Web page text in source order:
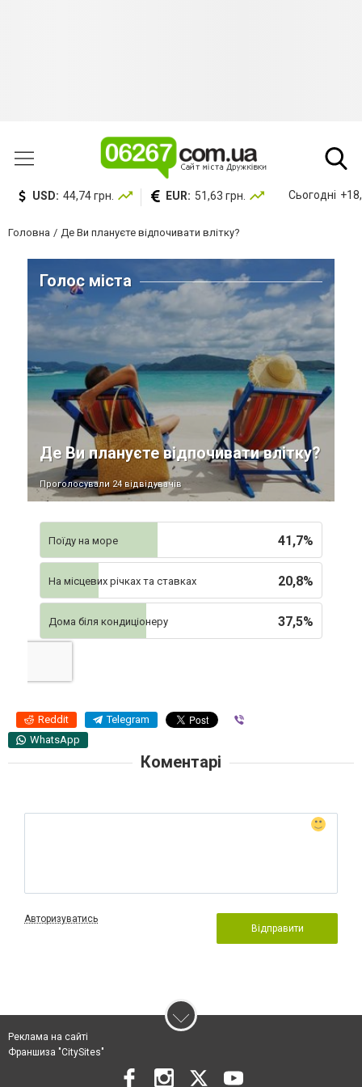
USD: 44,74 грн. EUR: 51,63 грн. Сьогодні
Головна Де Ви плануєте відпочивати влітку?
Голос міста
Де Ви плануєте відпочивати влітку?
Проголосували 24 відвідувачів
41,7%
Поїду на море
20,8%
На місцевих річках та ставках
37,5%
Дома біля кондиціонеру
Reddit Telegram
WhatsApp
Коментарі
Авторизуватись
Відправити
Реклама на сайті
Франшиза "CitySites"